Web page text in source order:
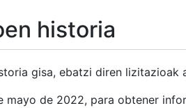
historia
gisa, ebatzi diren
mayo de 2022, para obtener